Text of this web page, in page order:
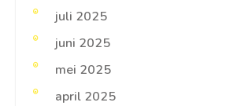
juli 2025
juni 2025
mei 2025
april 2025